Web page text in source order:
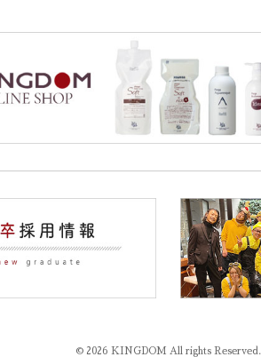
© 2026 KINGDOM All rights Reserved.